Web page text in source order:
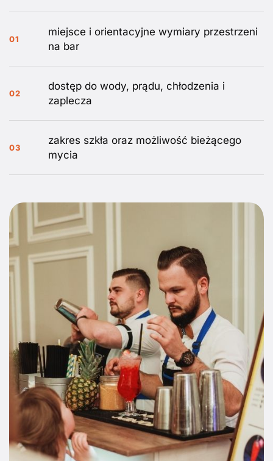
01
miejsce i orientacyjne wymiary przestrzeni
na bar
02
dostęp do wody, prądu, chłodzenia i
zaplecza
03
zakres szkła oraz możliwość bieżącego
mycia